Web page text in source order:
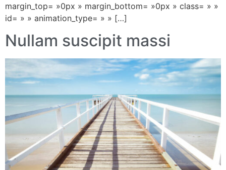
margin_top= »0px » margin_bottom= »0px » class= » »
id= » » animation_type= » » […]
Nullam suscipit massi